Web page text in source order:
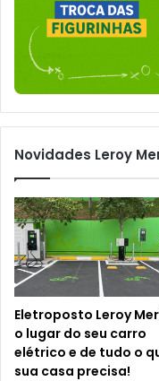
Novidades Leroy
Eletroposto Leroy
o lugar do seu carro
elétrico e de tudo o
sua casa precisa!